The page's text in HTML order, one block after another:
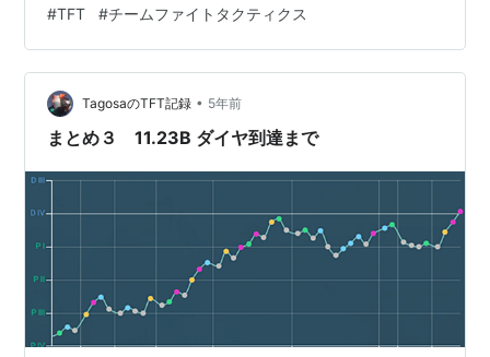
中々うまくいかないので 【1－4オーグメント】 ここで
「筋力」を取ってカサディンに持たせ、ミュータント
３，ブルーザー２を出して序盤を進行 1－2から出っぱな
しのチョガスがちょっとずつ成長します 【3－3オーグメ
ント】 ソーシャライトのスポットライトが最後衛中央な
#TFT #チームファイトタクティクス
TagosaのTFT記録 • 5年前
まとめ３ 11.23B ダイヤ到達まで